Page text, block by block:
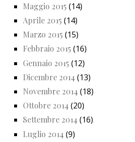
Maggio 2015 (14)
Aprile 2015 (14)
Marzo 2015 (15)
Febbraio 2015 (16)
Gennaio 2015 (12)
Dicembre 2014 (13)
Novembre 2014 (18)
Ottobre 2014 (20)
Settembre 2014 (16)
Luglio 2014 (9)